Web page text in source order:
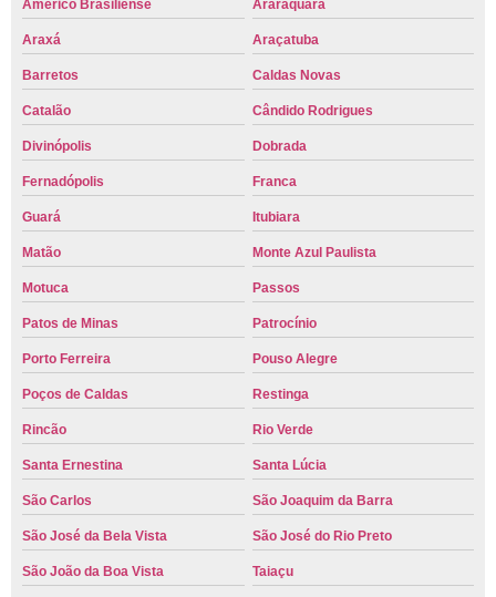
Américo Brasiliense
Araraquara
Araxá Araçatuba
Barretos Caldas Novas
Catalão Cândido Rodrigues
Divinópolis Dobrada
Fernadópolis Franca
Guará Itubiara
Matão Monte Azul Paulista
Motuca Passos
Patos de Minas Patrocínio
Porto Ferreira Pouso Alegre
Poços de Caldas Restinga
Rincão Rio Verde
Santa Ernestina Santa Lúcia
São Carlos São Joaquim da Barra
São José da Bela Vista São José do Rio Preto
São João da Boa Vista Taiaçu